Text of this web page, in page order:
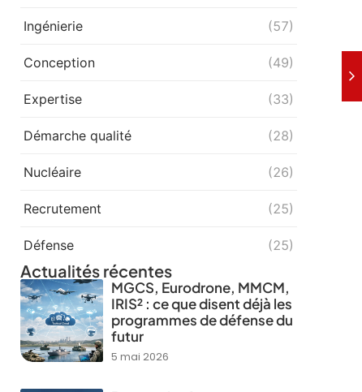
Ingénierie (57)
Conception (49)
Expertise (33)
Démarche qualité (28)
Nucléaire (26)
Recrutement (25)
Défense (25)
Actualités récentes
MGCS, Eurodrone, MMCM,
IRIS² : ce que disent déjà les
programmes de défense du
futur
5 mai 2026